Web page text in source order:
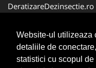
Website-ul utilizeaza
detaliile de
statistici cu scopul
DeratizareDezinsectie.ro
FirmaDeratizare.ro
Service-Reparatii.com